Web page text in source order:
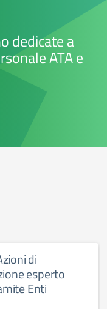
dedicate a
ATA e
di
esperto
Enti